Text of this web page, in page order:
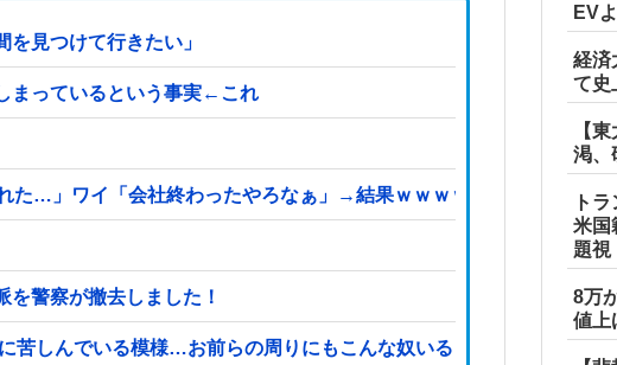
見つけて行きたい」
まっているという事実←これ
た…」ワイ「会社終わったやろなぁ」→結果ｗｗｗｗ
警察が撤去しました！
苦しんでいる模様…お前らの周りにもこんな奴いる？
EV
経済
て史
【
渇、
ト
米国
題視
8万
値上